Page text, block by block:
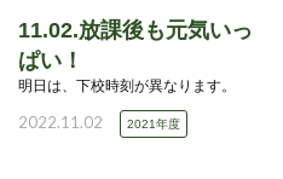
11.02.放課後も元気いっ
ぱい！
明日は、下校時刻が異なります。
2022.11.02 2021年度